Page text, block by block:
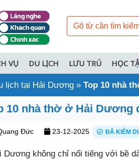
VỤ DU LỊCH LƯU TRÚ HỌC
lịch tại Hải Dương » Top 10 nhà
10 nhà thờ ở Hải Dương
Đức 23-12-2025 ĐÃ KIỂM
Dương không chỉ nổi tiếng với bề